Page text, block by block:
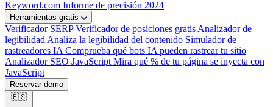
Keyword.com Informe de precisión 2024
Herramientas gratis
Verificador SERPVerificador de posiciones gratis Analizador de
legibilidad Analiza la legibilidad del contenido Simulador de
rastreadores IA Comprueba qué bots IA pueden rastrear tu sitio
Analizador SEO JavaScript Mira qué % de tu página se inyecta con
JavaScript
Reservar demo
🇪🇸